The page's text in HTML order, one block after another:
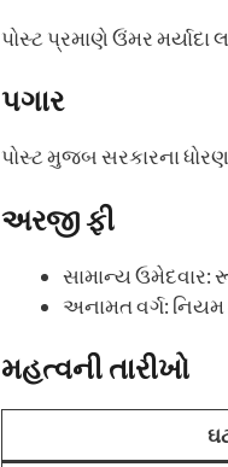
પોસ્ટ પ્રમાણે ઉંમર
પગાર
પોસ્ટ મુજબ સરકારના
અરજી ફી
સામાન્ય ઉમેદવાર:
અનામત વર્ગ:
મહત્વની તારીખો